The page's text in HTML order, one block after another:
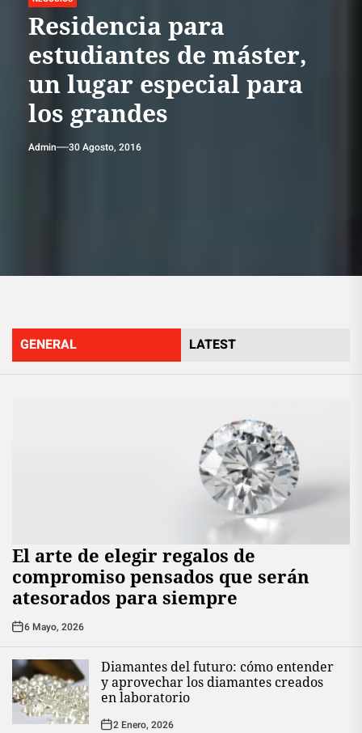
Residencia para
estudiantes de máster,
un lugar especial para
los grandes
Admin 30 Agosto, 2016
GENERAL LATEST
El arte de elegir regalos de
compromiso pensados que serán
atesorados para siempre
6 Mayo, 2026
Diamantes del futuro: cómo entender
y aprovechar los diamantes creados
en laboratorio
2 Enero, 2026